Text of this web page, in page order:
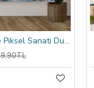
Reddit R/place Piksel Sanatı Duvar Örtüsü